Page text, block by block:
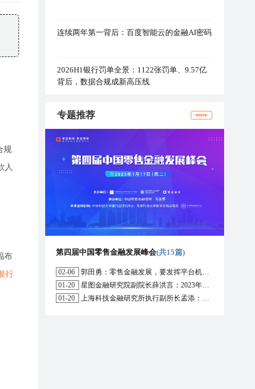
规
人
布
行
连续两年第一背后：百度智能云的金融AI密码
2026H1银行罚单全景：1122张罚单、9.57亿
背后，数据合规成新高压线
专题推荐 more
第四届中国零售金融发展峰会(共15篇)
02-06
郭田勇：零售金融发展，要发挥平台机构的作用
01-20
星图金融研究院副院长薛洪言：2023年消费信贷或迎来新起点
01-20
上海科技金融研究所执行副所长孟添：开放银行与嵌入式金融为数字普惠金融带来更大发展空间